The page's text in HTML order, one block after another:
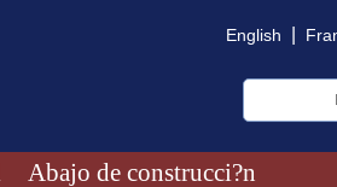
English |
Abajo de construcci?n